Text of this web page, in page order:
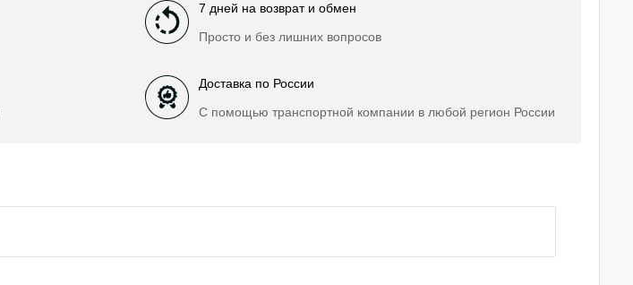
7 дней на возврат и обмен
Просто и без лишних вопросов
Доставка по России
С помощью транспортной компании в любой регион России